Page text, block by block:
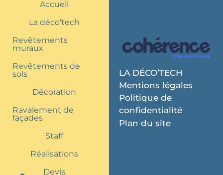
Accueil
La déco’tech
Revêtements
muraux
Revêtements de
sols
Décoration
Ravalement de
façades
Staff
Réalisations
Devis
LA DÉCO’TECH
Mentions légales
Politique de
confidentialité
Plan du site